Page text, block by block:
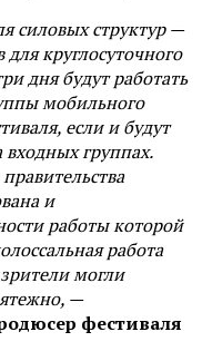
силовых структур —
круглосуточного
дня будут работать
мобильного
если и будут
группах.
и
работы которой
работа
могли
—
фестиваля